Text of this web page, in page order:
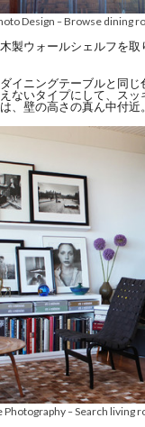
Design –Browse dining
製ウォールシェルフを
イニングテーブルと同
ないタイプにして、ス
、壁の高さの真ん中付近
Photography–Search living